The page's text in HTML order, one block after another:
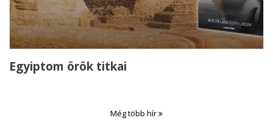
Egyiptom örök titkai
Még több hír